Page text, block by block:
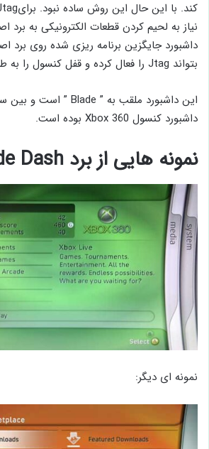
نیاز به لحیم کردن قطعات الکترونیکی به
داشبورد جایگزین برنامه ریزی شده روی
بتواند Jtag را فعال کرده و قفل کنسول را به طور کامل باز کند.
داشبورد کنسول Xbox 360 بوده است.
نمونه هایی از برد Blade Dash
نمونه ای دیگر: